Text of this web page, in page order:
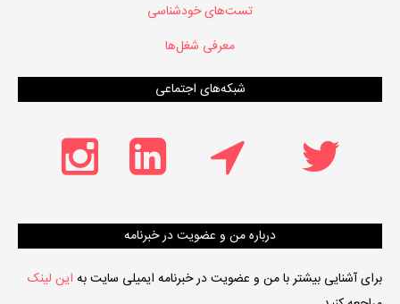
تست‌های خودشناسی
معرفی شغل‌ها
شبکه‌های اجتماعی
درباره من و عضویت در خبرنامه
برای آشنایی بیشتر با من و عضویت در خبرنامه ایمیلی سایت به این لینک